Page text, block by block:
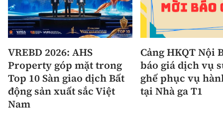
VREBD 2026: AHS
Property góp mặt trong
Top 10 Sàn giao dịch Bất
động sản xuất sắc Việt
Nam
Cảng HKQT Nội
báo giá dịch vụ
ghế phục vụ
tại Nhà ga T1